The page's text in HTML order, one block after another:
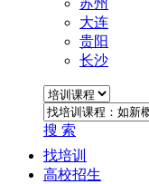
苏州
大连
贵阳
长沙
搜 索
找培训
高校招生